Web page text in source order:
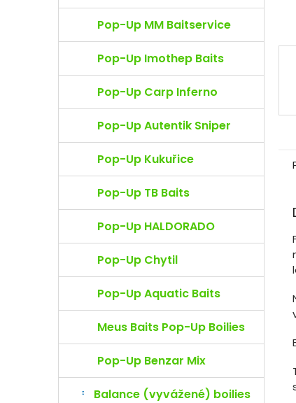
Pop-Up MM Baitservice
Pop-Up Imothep Baits
Pop-Up Carp Inferno
Pop-Up Autentik Sniper
Pop-Up Kukuřice
Pop-Up TB Baits
Pop-Up HALDORADO
Pop-Up Chytil
Pop-Up Aquatic Baits
Meus Baits Pop-Up Boilies
Pop-Up Benzar Mix
Balance (vyvážené) boilies